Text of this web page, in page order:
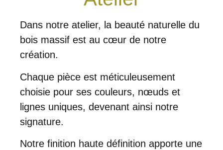
Dans notre atelier, la beauté naturelle du
bois massif est au cœur de notre
création.
Chaque pièce est méticuleusement
choisie pour ses couleurs, nœuds et
lignes uniques, devenant ainsi notre
signature.
Notre finition haute définition apporte une